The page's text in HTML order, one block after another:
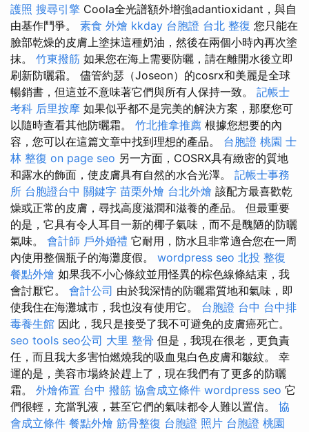
護照 搜尋引擎 Coola全光譜額外增強adantioxidant，與自
由基作鬥爭。 素食 外燴 kkday 台胞證 台北 整復 您只能在
臉部乾燥的皮膚上塗抹這種奶油，然後在兩個小時內再次塗
抹。 竹東撥筋 如果您在海上需要防曬，請在離開水後立即
刷新防曬霜。 儘管約瑟（Joseon）的cosrx和美麗是全球
暢銷書，但這並不意味著它們與所有人保持一致。 記帳士
考科 后里按摩 如果似乎都不是完美的解決方案，那麼您可
以隨時查看其他防曬霜。 竹北推拿推薦 根據您想要的內
容，您可以在這篇文章中找到理想的產品。 台胞證 桃園 士
林 整復 on page seo 另一方面，COSRX具有緻密的質地
和露水的飾面，使皮膚具有自然的水合光澤。 記帳士事務
所 台胞證台中 關鍵字 苗栗外燴 台北外燴 該配方最喜歡乾
燥或正常的皮膚，尋找高度滋潤和滋養的產品。 但最重要
的是，它具有令人耳目一新的椰子氣味，而不是醜陋的防曬
氣味。 會計師 戶外婚禮 它耐用，防水且非常適合您在一周
內使用整個瓶子的海灘度假。 wordpress seo 北投 整復
餐點外燴 如果我不小心條紋並用怪異的棕色線條結束，我
會討厭它。 會計公司 由於我深情的防曬霜質地和氣味，即
使我住在海灘城市，我也沒有使用它。 台胞證 台中 台中排
毒養生館 因此，我只是接受了我不可避免的皮膚癌死亡。
seo tools seo公司 大里 整骨 但是，我現在很老，更負責
任，而且我大多害怕燃燒我的吸血鬼白色皮膚和皺紋。 幸
運的是，美容市場終於趕上了，現在我們有了更多的防曬
霜。 外燴佈置 台中 撥筋 協會成立條件 wordpress seo 它
們很輕，充當乳液，甚至它們的氣味都令人難以置信。 協
會成立條件 餐點外燴 筋骨整復 台胞證 照片 台胞證 桃園